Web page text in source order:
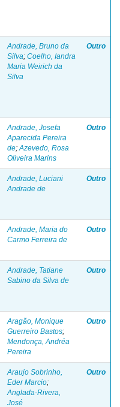
Andrade, Bruno da
Silva; Coelho, Iandra
Maria Weirich da
Silva
Outro
Andrade, Josefa
Aparecida Pereira
de; Azevedo, Rosa
Oliveira Marins
Outro
Andrade, Luciani
Andrade de
Outro
Andrade, Maria do
Carmo Ferreira de
Outro
Andrade, Tatiane
Sabino da Silva de
Outro
Aragão, Monique
Guerreiro Bastos;
Mendonça, Andréa
Pereira
Outro
Araujo Sobrinho,
Eder Marcio;
Anglada-Rivera,
José
Outro